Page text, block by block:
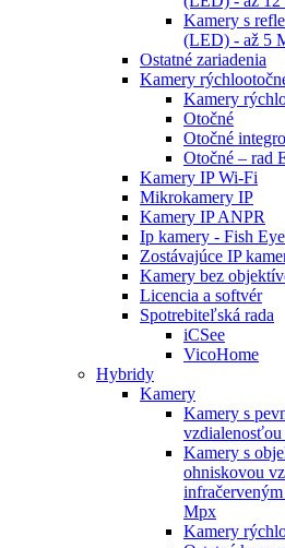
Kamery s
(LED) - až 5
Ostatné zariadenia
Kamery
Kamery
Otočné
Otočné
Otočné – rad
Kamery IP Wi-Fi
Mikrokamery IP
Kamery IP ANPR
Ip kamery - Fish Eye
Zostávajúce IP
Kamery bez
Licencia a softvér
Spotrebiteľská rada
iCSee
VicoHome
Hybridy
Kamery
Kamery s
vzdialenosťou
Kamery s
ohniskovou
Mpx
Kamery